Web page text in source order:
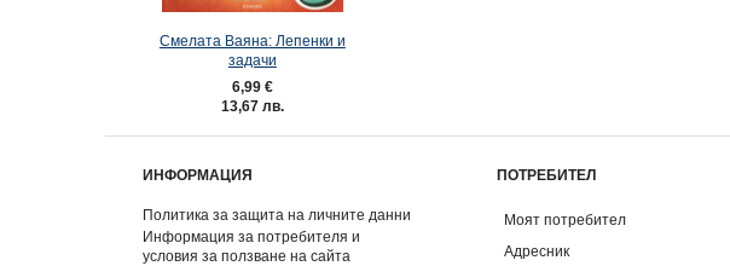
Смелата Ваяна: Лепенки и
задачи
6,99 €
13,67 лв.
ИНФОРМАЦИЯ
Политика за защита на личните данни
Информация за потребителя и
условия за ползване на сайта
ПОТРЕБИТЕЛ
Моят потребител
Адресник